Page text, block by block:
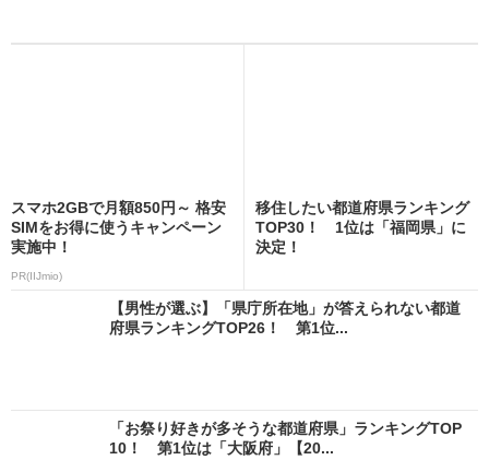
スマホ2GBで月額850円～ 格安
SIMをお得に使うキャンペーン
実施中！
PR(IIJmio)
移住したい都道府県ランキング
TOP30！ 1位は「福岡県」に
決定！
【男性が選ぶ】「県庁所在地」が答えられない都道
府県ランキングTOP26！ 第1位...
「お祭り好きが多そうな都道府県」ランキングTOP
10！ 第1位は「大阪府」【20...